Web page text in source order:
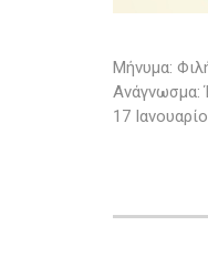
Μήνυμα:
Ανάγνωσμα:
17